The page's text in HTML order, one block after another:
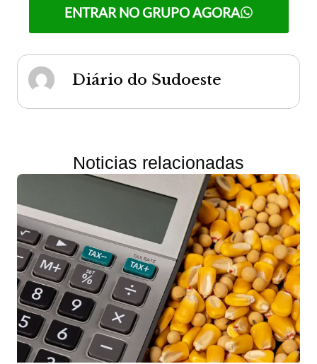
ENTRAR NO GRUPO AGORA
Diário do Sudoeste
Noticias relacionadas